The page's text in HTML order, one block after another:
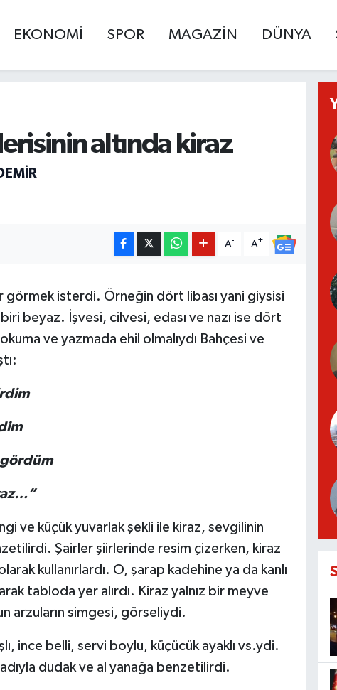
EKONOMİ SPOR MAGAZİN DÜNYA
altında kiraz
A- A+
isterdi. Örneğin dört libası yani giysisi
beyaz. İşvesi, cilvesi, edası ve nazı ise dört
ve yazmada ehil olmalıydı Bahçesi ve
ve küçük yuvarlak şekli ile kiraz, sevgilinin
Şairler şiirlerinde resim çizerken, kiraz
kullanırlardı. O, şarap kadehine ya da kanlı
tabloda yer alırdı. Kiraz yalnız bir meyve
arzuların simgesi, görseliydi.
ince belli, servi boylu, küçücük ayaklı vs.ydi.
dudak ve al yanağa benzetilirdi.